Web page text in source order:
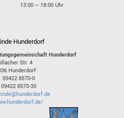
13:00 – 18:00 Uhr
Hunderdorf
Hunderdorf
Str. 4
Hunderdorf
09422 8570-0
09422 8570-30